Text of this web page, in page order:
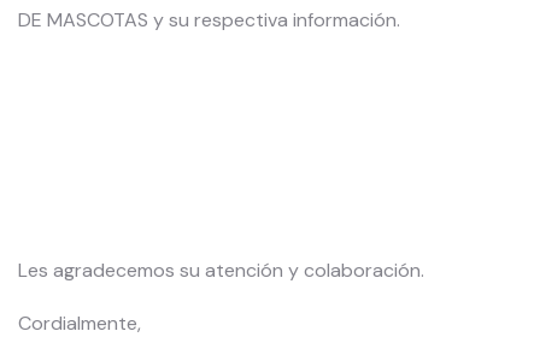
DE MASCOTAS y su respectiva información.
Les agradecemos su atención y colaboración.
Cordialmente,